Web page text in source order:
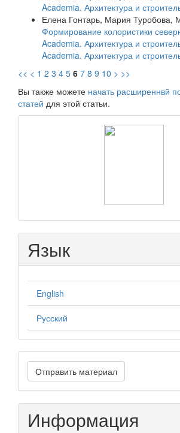
Academia. Архитектура и
Елена Гонтарь, Мария Туробова,
Формирование колористики
Academia. Архитектура и
Academia. Архитектура и
<< < 1 2 3 4 5 6 7 8 9 10 > >>
Вы также можете начать расширеннвй
статей для этой статьи.
Язык
English
Русский
Отправить
материал
Отправить материал
Информация